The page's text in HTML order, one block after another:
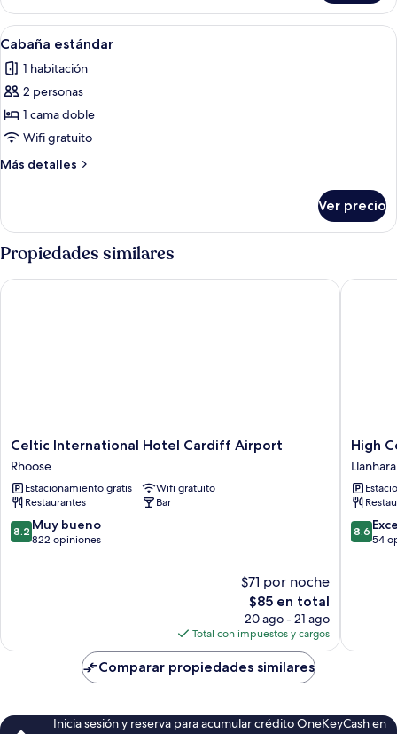
Abrir
todas
las
fotos
de
Cabaña
estándar
Una cama bien hecha con ropa
7
Cabaña estándar
1 habitación
2 personas
1 cama doble
Wifi gratuito
Más detalles
Más
estándar
Ver precio
Propiedades similares
Celtic
International
Hotel
Cardiff
Airport
Rhoose
Celtic International Hotel Cardiff Airport
Rhoose
Estacionamiento gratis
Wifi gratuito
Restaurantes
Bar
8.2
de
8.2 Muy bueno
822 opiniones
$71 por noche
El
precio
actual
es
de
$85
$85 en total
20 ago - 21 ago
Total con impuestos y cargos
Celtic International Hotel Cardiff Airport
High
Corner
Hotel
High
8.6
de
8.6
54
High
Comparar propiedades similares
Inicia sesión y reserva para acumular crédito OneKeyCash en